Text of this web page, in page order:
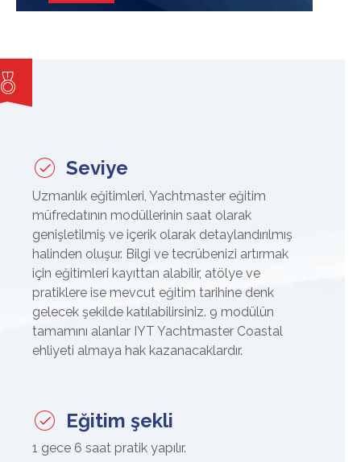
Seviye
Uzmanlık eğitimleri, Yachtmaster eğitim
müfredatının modüllerinin saat olarak
genişletilmiş ve içerik olarak detaylandırılmış
halinden oluşur. Bilgi ve tecrübenizi artırmak
için eğitimleri kayıttan alabilir, atölye ve
pratiklere ise mevcut eğitim tarihine denk
gelecek şekilde katılabilirsiniz. 9 modülün
tamamını alanlar IYT Yachtmaster Coastal
ehliyeti almaya hak kazanacaklardır.
Eğitim şekli
1 gece 6 saat pratik yapılır.